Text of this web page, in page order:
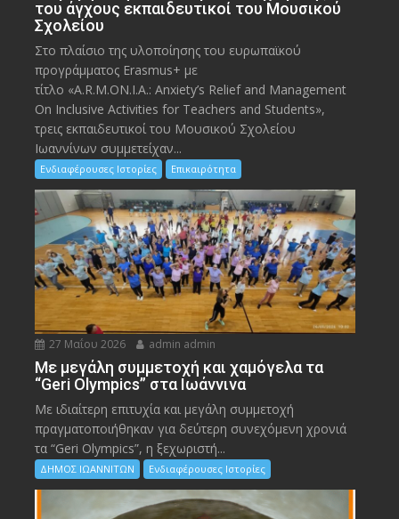
του άγχους εκπαιδευτικοί του Μουσικού
Σχολείου
Στο πλαίσιο της υλοποίησης του ευρωπαϊκού
προγράμματος Erasmus+ με
τίτλο «A.R.M.ON.I.A.: Anxiety’s Relief and Management
On Inclusive Activities for Teachers and Students»,
τρεις εκπαιδευτικοί του Μουσικού Σχολείου
Ιωαννίνων συμμετείχαν...
Ενδιαφέρουσες Ιστορίες Επικαιρότητα
27 Μαΐου 2026 admin admin
Με μεγάλη συμμετοχή και χαμόγελα τα
“Geri Olympics” στα Ιωάννινα
Με ιδιαίτερη επιτυχία και μεγάλη συμμετοχή
πραγματοποιήθηκαν για δεύτερη συνεχόμενη χρονιά
τα “Geri Olympics”, η ξεχωριστή...
ΔΗΜΟΣ ΙΩΑΝΝΙΤΩΝ Ενδιαφέρουσες Ιστορίες